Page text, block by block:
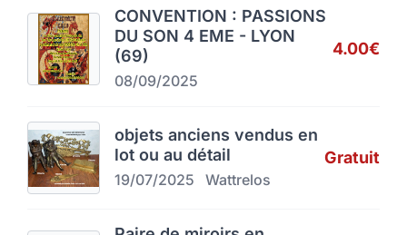
CONVENTION : PASSIONS
DU SON 4 EME - LYON
(69)
08/09/2025
4.00€
objets anciens vendus en
lot ou au détail
19/07/2025 Wattrelos
Gratuit